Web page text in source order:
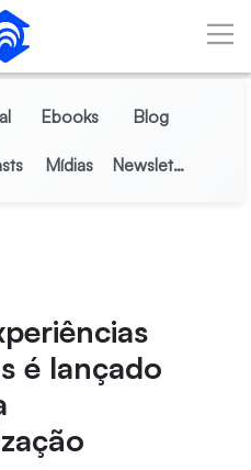
Ebooks Blog
Mídias Newsletter
é lançado